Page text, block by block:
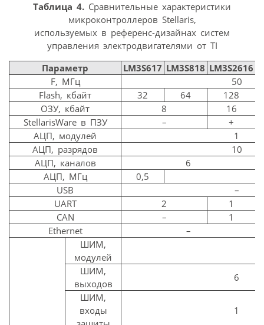
Таблица 4. Сравнительные характеристики
микроконтроллеров Stellaris,
используемых в референс-дизайнах систем
управления электродвигателями от TI
Параметр
LM3S617 LM3S818 LM3S2616
F, МГц
50
Flash, кбайт
32 64
128
ОЗУ, кбайт
8
16
StellarisWare в ПЗУ
–
+
АЦП, модулей
1
АЦП, разрядов
10
АЦП, каналов
6
АЦП, МГц
0,5
USB
–
UART
2
1
CAN
–
1
Ethernet
–
ШИМ,
модулей
ШИМ,
выходов
6
ШИМ,
входы
1